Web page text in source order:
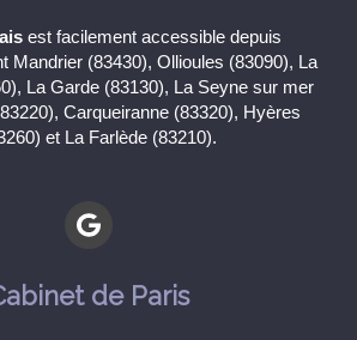
est facilement accessible depuis
Mandrier (83430), Ollioules (83090), La
La Garde (83130), La Seyne sur mer
Carqueiranne (83320), Hyères
et La Farlède (83210).
de Paris